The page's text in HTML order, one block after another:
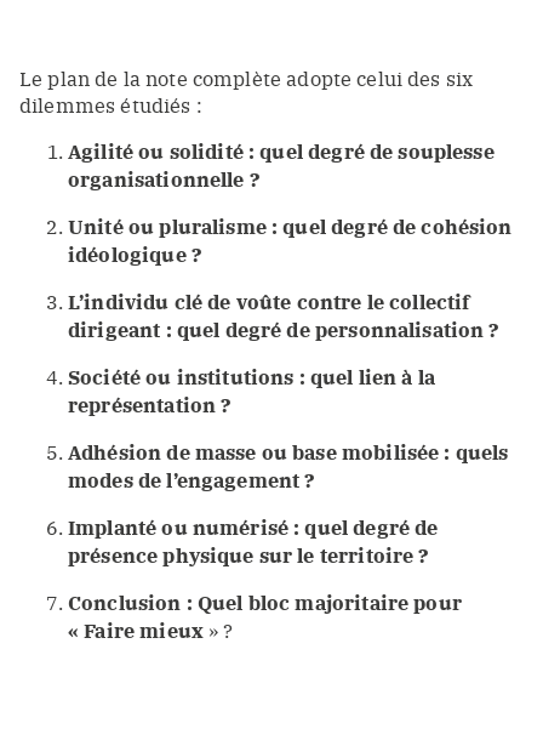
Le plan de la note complète adopte celui des six
dilemmes étudiés :
Agilité ou solidité : quel degré de souplesse
organisationnelle ?
Unité ou pluralisme : quel degré de cohésion
idéologique ?
L’individu clé de voûte contre le collectif
dirigeant : quel degré de personnalisation ?
Société ou institutions : quel lien à la
représentation ?
Adhésion de masse ou base mobilisée : quels
modes de l’engagement ?
Implanté ou numérisé : quel degré de
présence physique sur le territoire ?
Conclusion : Quel bloc majoritaire pour
« Faire mieux » ?